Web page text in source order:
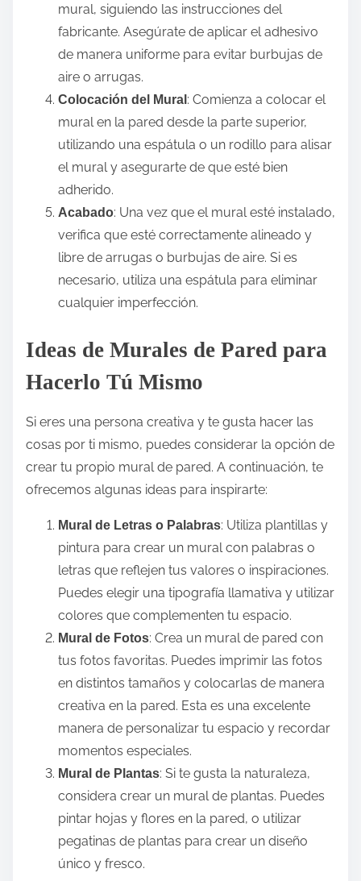
mural, siguiendo las instrucciones del
fabricante. Asegúrate de aplicar el adhesivo
de manera uniforme para evitar burbujas de
aire o arrugas.
Colocación del Mural : Comienza a colocar el
mural en la pared desde la parte superior,
utilizando una espátula o un rodillo para alisar
el mural y asegurarte de que esté bien
adherido.
Acabado: Una vez que el mural esté instalado,
verifica que esté correctamente alineado y
libre de arrugas o burbujas de aire. Si es
necesario, utiliza una espátula para eliminar
cualquier imperfección.
Ideas de Murales de Pared para
Hacerlo Tú Mismo
Si eres una persona creativa y te gusta hacer las
cosas por ti mismo, puedes considerar la opción de
crear tu propio mural de pared. A continuación, te
ofrecemos algunas ideas para inspirarte:
Mural de Letras o Palabras: Utiliza plantillas y
pintura para crear un mural con palabras o
letras que reflejen tus valores o inspiraciones.
Puedes elegir una tipografía llamativa y utilizar
colores que complementen tu espacio.
Mural de Fotos: Crea un mural de pared con
tus fotos favoritas. Puedes imprimir las fotos
en distintos tamaños y colocarlas de manera
creativa en la pared. Esta es una excelente
manera de personalizar tu espacio y recordar
momentos especiales.
Mural de Plantas: Si te gusta la naturaleza,
considera crear un mural de plantas. Puedes
pintar hojas y flores en la pared, o utilizar
pegatinas de plantas para crear un diseño
único y fresco.